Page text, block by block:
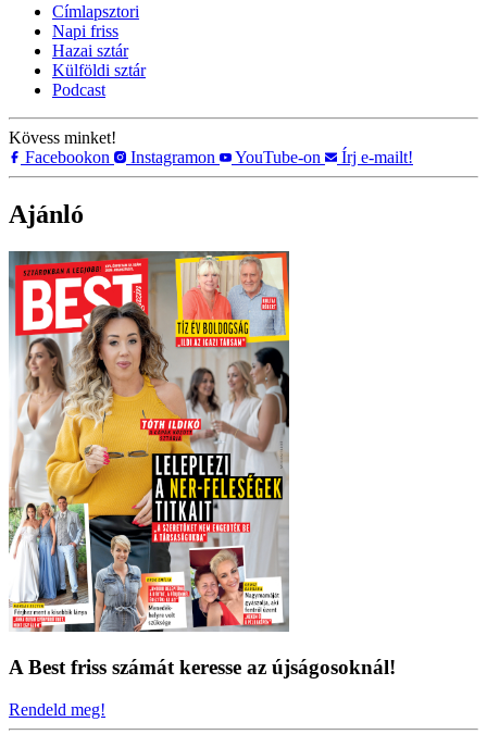
Címlapsztori
Napi friss
Hazai sztár
Külföldi sztár
Podcast
Kövess minket!
Facebookon
Instagramon YouTube-on Írj e-mailt!
Ajánló
A Best friss számát keresse az újságosoknál!
Rendeld meg!